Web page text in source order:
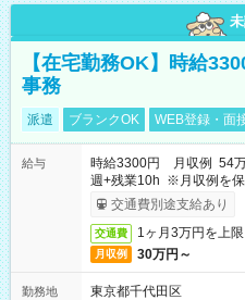
【在宅勤務OK】時給
事務
派遣 ブランクOK WEB登録・面
給与
時給3300円 月収例 54
週+残業10h ※月収例を保
交通費別途支給あり
交通費 1ヶ月3万円を上
月収例 30万円～
勤務地
東京都千代田区